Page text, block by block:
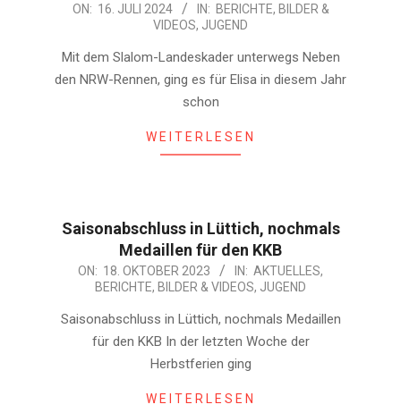
2024-
16
ON: 16. JULI 2024 IN: BERICHTE, BILDER &
VIDEOS, JUGEND
Mit dem Slalom-Landeskader unterwegs Neben
den NRW-Rennen, ging es für Elisa in diesem Jahr
schon
WEITERLESEN
Saisonabschluss in Lüttich, nochmals
Medaillen für den KKB
2023-
18
ON: 18. OKTOBER 2023 IN: AKTUELLES,
BERICHTE, BILDER & VIDEOS, JUGEND
Saisonabschluss in Lüttich, nochmals Medaillen
für den KKB In der letzten Woche der
Herbstferien ging
WEITERLESEN